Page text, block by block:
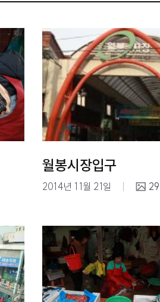
월봉시장입구
2014년 11월 21일 29